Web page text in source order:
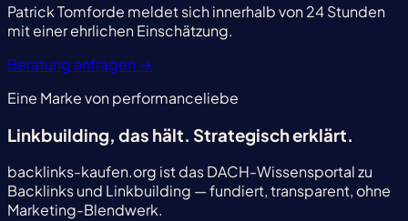
Patrick Tomforde meldet sich innerhalb von 24 Stunden
mit einer ehrlichen Einschätzung.
Beratung anfragen →
Eine Marke von performanceliebe
Linkbuilding, das hält. Strategisch erklärt.
backlinks-kaufen.org ist das DACH-Wissensportal zu
Backlinks und Linkbuilding — fundiert, transparent, ohne
Marketing-Blendwerk.